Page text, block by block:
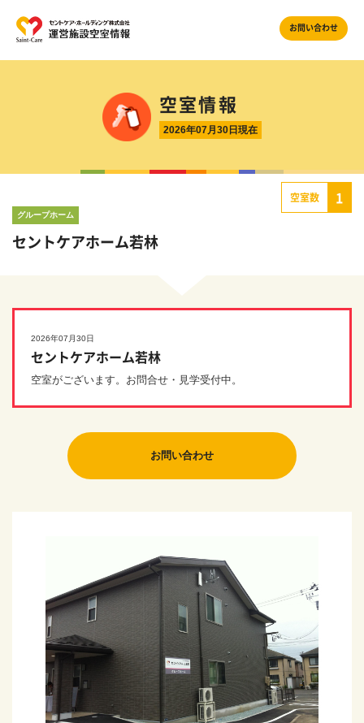
お問い合わせ
空室情報
2026年07月30日現在
グループホーム
セントケアホーム若林
空室数 1
2026年07月30日
セントケアホーム若林
空室がございます。お問合せ・見学受付中。
お問い合わせ